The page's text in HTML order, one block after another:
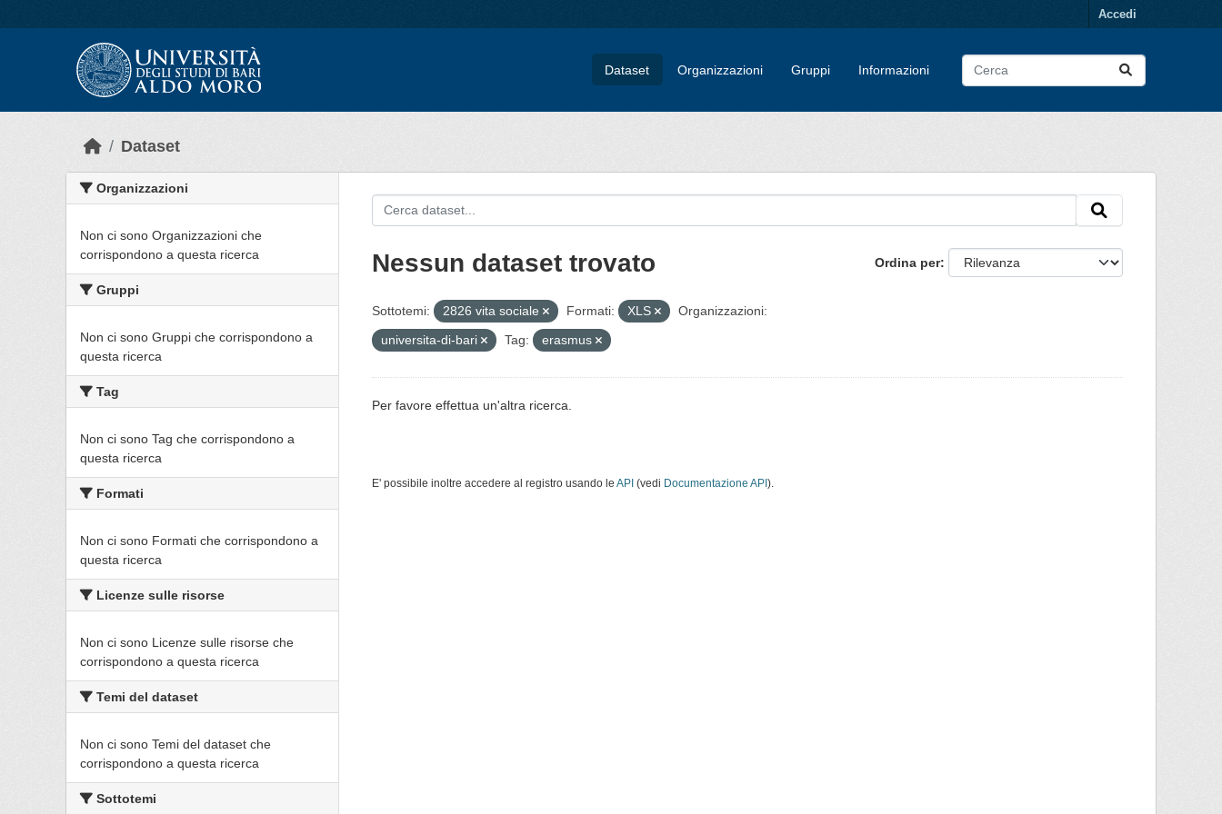
Accedi
Dataset Organizzazioni Gruppi Informazioni
Dataset
Organizzazioni
Non ci sono Organizzazioni che
corrispondono a questa ricerca
Gruppi
Non ci sono Gruppi che corrispondono a
questa ricerca
Tag
Non ci sono Tag che corrispondono a
questa ricerca
Formati
Non ci sono Formati che corrispondono a
questa ricerca
Licenze sulle risorse
Non ci sono Licenze sulle risorse che
corrispondono a questa ricerca
Temi del dataset
Non ci sono Temi del dataset che
corrispondono a questa ricerca
Sottotemi
Ordina per
Nessun dataset trovato
Sottotemi: 2826 vita sociale Formati: XLS
Organizzazioni:
universita-di-bari
Tag: erasmus
Per favore effettua un'altra ricerca.
E' possibile inoltre accedere al registro usando le API (vedi Documentazione API ).